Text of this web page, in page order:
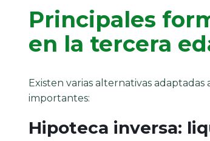
Principales
en la tercera
Existen varias alternativas
importantes:
Hipoteca inversa: